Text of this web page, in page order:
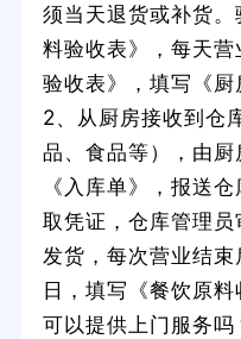
须当天退货或补货
料验收表》，每天
验收表》，填写《厨
2、从厨房接收到仓
品、食品等），由
《入库单》，报送
取凭证，仓库管理
发货，每次营业结束
日，填写《餐饮原
可以提供上门服务